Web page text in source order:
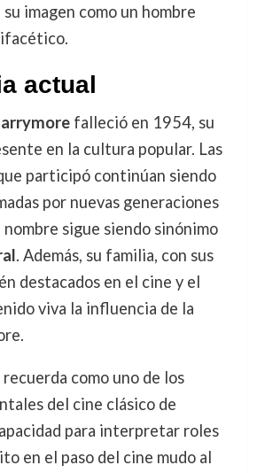
imagen como un hombre
actual
falleció en 1954, su
en la cultura popular. Las
participó continúan siendo
por nuevas generaciones
sigue siendo sinónimo
. Además, su familia, con sus
destacados en el cine y el
viva la influencia de la
como uno de los
del cine clásico de
para interpretar roles
en el paso del cine mudo al